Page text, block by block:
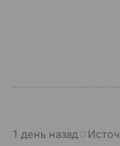
1 день назад